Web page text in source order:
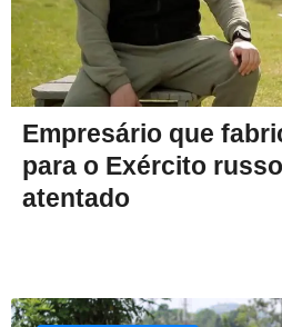
Empresário que
para o Exército
atentado